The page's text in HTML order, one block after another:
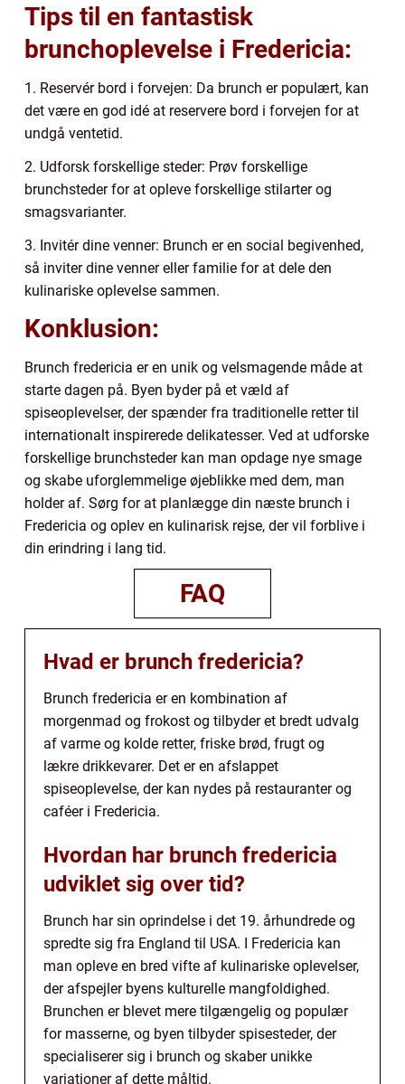
Tips til en fantastisk
brunchoplevelse i Fredericia:
1. Reservér bord i forvejen: Da brunch er populært, kan
det være en god idé at reservere bord i forvejen for at
undgå ventetid.
2. Udforsk forskellige steder: Prøv forskellige
brunchsteder for at opleve forskellige stilarter og
smagsvarianter.
3. Invitér dine venner: Brunch er en social begivenhed,
så inviter dine venner eller familie for at dele den
kulinariske oplevelse sammen.
Konklusion:
Brunch fredericia er en unik og velsmagende måde at
starte dagen på. Byen byder på et væld af
spiseoplevelser, der spænder fra traditionelle retter til
internationalt inspirerede delikatesser. Ved at udforske
forskellige brunchsteder kan man opdage nye smage
og skabe uforglemmelige øjeblikke med dem, man
holder af. Sørg for at planlægge din næste brunch i
Fredericia og oplev en kulinarisk rejse, der vil forblive i
din erindring i lang tid.
FAQ
Hvad er brunch fredericia?
Brunch fredericia er en kombination af
morgenmad og frokost og tilbyder et bredt udvalg
af varme og kolde retter, friske brød, frugt og
lækre drikkevarer. Det er en afslappet
spiseoplevelse, der kan nydes på restauranter og
caféer i Fredericia.
Hvordan har brunch fredericia
udviklet sig over tid?
Brunch har sin oprindelse i det 19. århundrede og
spredte sig fra England til USA. I Fredericia kan
man opleve en bred vifte af kulinariske oplevelser,
der afspejler byens kulturelle mangfoldighed.
Brunchen er blevet mere tilgængelig og populær
for masserne, og byen tilbyder spisesteder, der
specialiserer sig i brunch og skaber unikke
variationer af dette måltid.